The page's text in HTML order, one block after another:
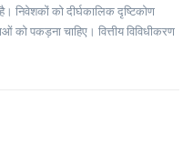
निवेशकों को दीर्घकालिक दृष्टिकोण
को पकड़ना चाहिए। वित्तीय विविधीकरण